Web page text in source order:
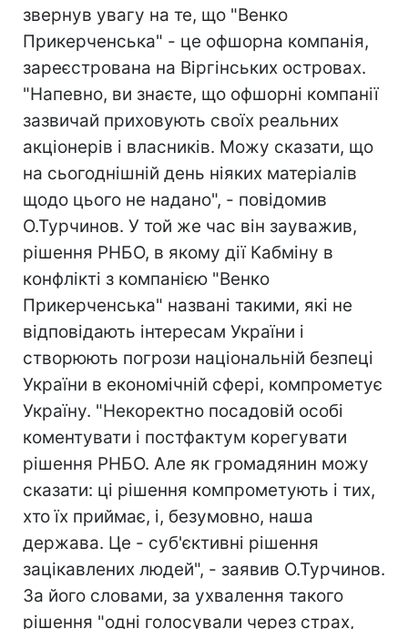
звернув увагу на те, що "Венко
Прикерченська" - це офшорна компанія,
зареєстрована на Віргінських островах.
"Напевно, ви знаєте, що офшорні компанії
зазвичай приховують своїх реальних
акціонерів і власників. Можу сказати, що
на сьогоднішній день ніяких матеріалів
щодо цього не надано", - повідомив
О.Турчинов. У той же час він зауважив,
рішення РНБО, в якому дії Кабміну в
конфлікті з компанією "Венко
Прикерченська" названі такими, які не
відповідають інтересам України і
створюють погрози національній безпеці
України в економічній сфері, компрометує
Україну. "Некоректно посадовій особі
коментувати і постфактум корегувати
рішення РНБО. Але як громадянин можу
сказати: ці рішення компрометують і тих,
хто їх приймає, і, безумовно, наша
держава. Це - суб'єктивні рішення
зацікавлених людей", - заявив О.Турчинов.
За його словами, за ухвалення такого
рішення "одні голосували через страх,